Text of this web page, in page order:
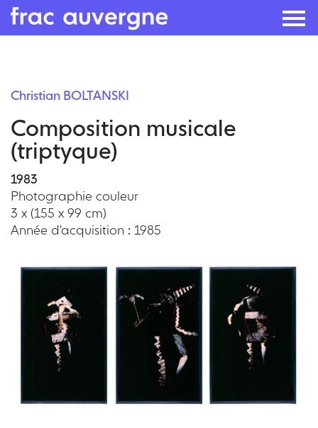
content
Christian BOLTANSKI
Composition musicale
(triptyque)
1983
Photographie couleur
3 x (155 x 99 cm)
Année d'acquisition : 1985